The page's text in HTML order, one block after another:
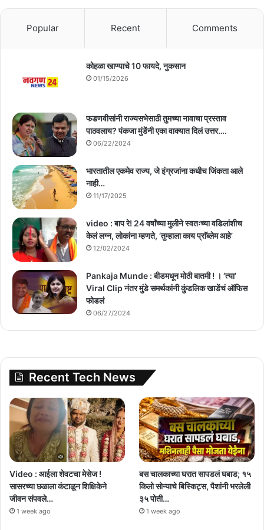
Popular Recent Comments
कोहळा खाण्याचे 10 फायदे, नुकसान
01/15/2026
फडणवीसांनी राज्यसभेसाठी तुमच्या नावाचा प्रस्ताव
पाठवलाय? पंकजा मुंडेंनी एका वाक्यात दिलं उत्तर….
06/22/2024
भारतातील एकमेव राज्य, जे इंग्रजांना कधीच जिंकता आले
नाही…
11/17/2025
video : बाप रे! 24 वर्षांच्या मुलीने स्वतःच्या वडिलांशीच
केलं लग्न, लोकांना म्हणते, ‘तुम्हाला काय प्राॅब्लेम आहे’
12/02/2024
Pankaja Munde : बीडमधून मोठी बातमी ! । ‘त्या’
Viral Clip नंतर मुंडे समर्थकांनी कुंडलिक खाडेंचं ऑफिस
फोडलं
06/27/2024
Recent Tech News
Video : आईला शेवटचा मेसेज !
सासरच्या छळाला कंटाळून शिक्षिकेने
जीवन संपवले…
1 week ago
बस चालकाच्या घरात सापडलं घबाड; १५
किलो सोन्याचे बिस्किट्स, पैशांनी भरलेली
३५ पोती…
1 week ago